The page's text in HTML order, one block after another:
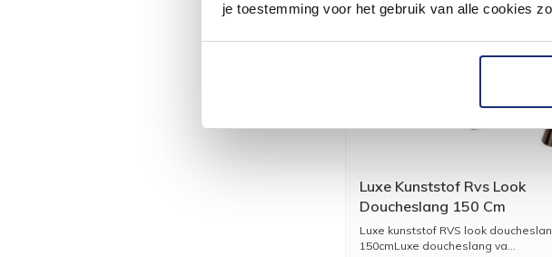
je toestemming voor het gebruik van alle cookies
Luxe Kunststof Rvs Look
Doucheslang 150 Cm
Luxe kunststof RVS look
150cmLuxe doucheslang va...